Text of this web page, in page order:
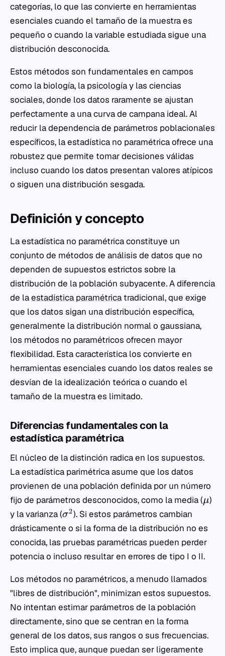
categorías, lo que las convierte en herramientas
esenciales cuando el tamaño de la muestra es
pequeño o cuando la variable estudiada sigue una
distribución desconocida.
Estos métodos son fundamentales en campos
como la biología, la psicologíay las ciencias
sociales, donde los datos raramente se ajustan
perfectamente a una curva de campana ideal. Al
reducir la dependencia de parámetros poblacionales
específicos, la estadística no paramétrica ofrece una
robustez que permite tomar decisiones válidas
incluso cuando los datos presentan valores atípicos
o siguen una distribución sesgada.
Definición y concepto
La estadística no paramétrica constituye un
conjunto de métodos de análisis de datos que no
dependen de supuestos estrictos sobre la
distribución de la población subyacente. A diferencia
de laestadística paramétrica tradicional, que exige
que los datos sigan una distribución específica,
generalmente la distribución normal o gaussiana,
los métodos no paramétricos ofrecen mayor
flexibilidad. Esta característica los convierte en
herramientas esenciales cuando los datos reales se
desvían de la idealización teórica o cuando el
tamaño de la muestra es limitado.
Diferencias fundamentales con la
estadística paramétrica
El núcleo de la distinción radica en los supuestos.
La estadística parimétrica asume que los datos
provienen de una población definida por un número
fijo de parámetros desconocidos, como la media (μ)
y la varianza (σ2). Si estos parámetros cambian
drásticamente o si la forma de la distribución no es
conocida, las pruebas paramétricas pueden perder
potencia o incluso resultar en errores de tipo I o II.
Los métodos no paramétricos, a menudo llamados
"libres de distribución", minimizan estos supuestos.
No intentan estimar parámetros de la población
directamente, sino que se centran en la forma
general de los datos, sus rangos o sus frecuencias.
Esto implica que, aunque puedan ser ligeramente